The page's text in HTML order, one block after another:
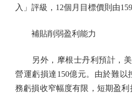
入」評級，12個月目標價則由
補貼削弱盈利能力
另外，摩根士丹利預計，美
營運虧損達150億元。由於難以
務虧損收窄幅度有限，短期盈利